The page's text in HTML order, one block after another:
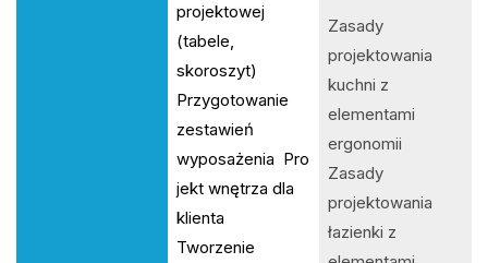
projektowej
(tabele,
skoroszyt)
Przygotowanie
zestawień
wyposażenia Pro
jekt wnętrza dla
klienta
Tworzenie
Zasady
projektowania
kuchni z
elementami
ergonomii
Zasady
projektowania
łazienki z